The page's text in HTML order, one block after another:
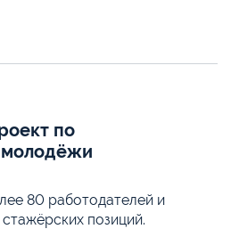
по
молодёжи
80 работодателей и
позиций.